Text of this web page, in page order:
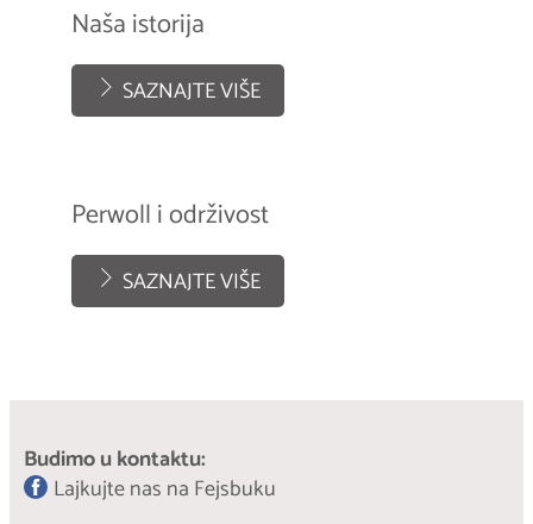
Naša istorija
SAZNAJTE VIŠE
Perwoll i održivost
SAZNAJTE VIŠE
Budimo u kontaktu:
Lajkujte nas na Fejsbuku